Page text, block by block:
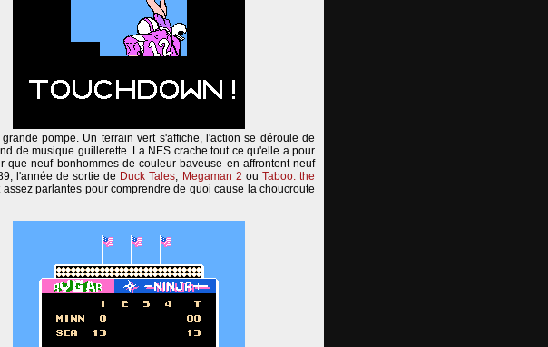
pompe. Un terrain vert s'affiche, l'action se déroule de
de musique guillerette. La NES crache tout ce qu'elle a pour
neuf bonhommes de couleur baveuse en affrontent neuf
l'année de sortie de Duck Tales, Megaman 2 ou Taboo: the
parlantes pour comprendre de quoi cause la choucroute